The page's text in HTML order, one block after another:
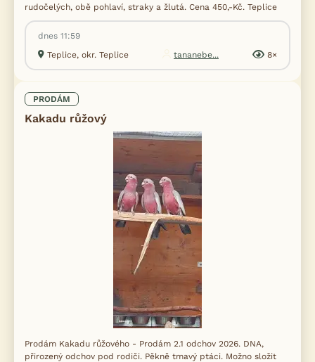
rudočelých, obě pohlaví, straky a žlutá. Cena 450,-Kč. Teplice
dnes 11:59
Teplice, okr. Teplice
tananebe... 8×
PRODÁM
Kakadu růžový
Prodám Kakadu růžového - Prodám 2.1 odchov 2026. DNA,
přirozený odchov pod rodiči. Pěkně tmavý ptáci. Možno složit